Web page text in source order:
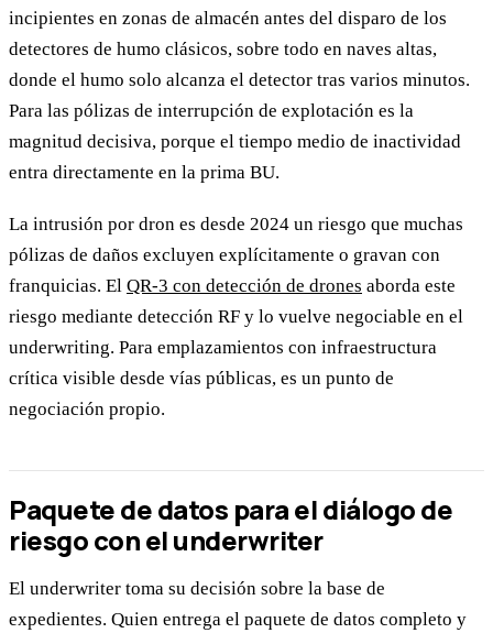
incipientes en zonas de almacén antes del disparo de los
detectores de humo clásicos, sobre todo en naves altas,
donde el humo solo alcanza el detector tras varios minutos.
Para las pólizas de interrupción de explotación es la
magnitud decisiva, porque el tiempo medio de inactividad
entra directamente en la prima BU.
La intrusión por dron es desde 2024 un riesgo que muchas
pólizas de daños excluyen explícitamente o gravan con
franquicias. El QR-3 con detección de drones aborda este
riesgo mediante detección RF y lo vuelve negociable en el
underwriting. Para emplazamientos con infraestructura
crítica visible desde vías públicas, es un punto de
negociación propio.
Paquete de datos para el diálogo de
riesgo con el underwriter
El underwriter toma su decisión sobre la base de
expedientes. Quien entrega el paquete de datos completo y